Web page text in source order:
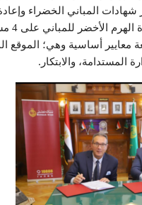
شهادات المباني الخضراء
أساسية وهي؛ الموقع
المستدامة، والابتكار.